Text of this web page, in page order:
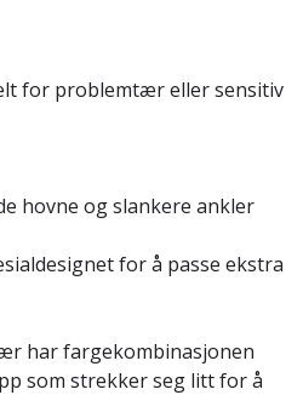
for problemtær eller sensitiv
hovne og slankere ankler
for å passe ekstra
har fargekombinasjonen
som strekker seg litt for å